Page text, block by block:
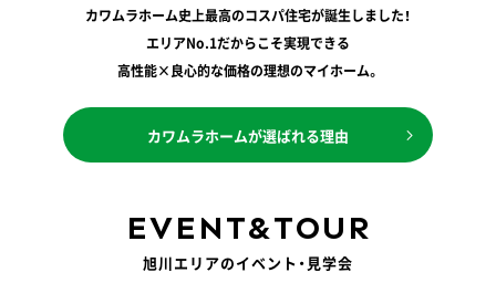
カワムラホーム史上最高のコスパ住宅が誕生しました！
エリアNo.1だからこそ実現できる
高性能×良心的な価格の理想のマイホーム。
カワムラホームが選ばれる理由
EVENT&TOUR
旭川エリアのイベント・見学会